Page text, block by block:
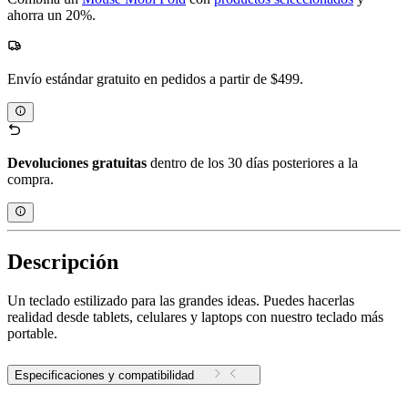
ahorra un 20%.
Envío estándar gratuito en pedidos a partir de $499.
Devoluciones gratuitas dentro de los 30 días posteriores a la
compra.
Descripción
Un teclado estilizado para las grandes ideas. Puedes hacerlas
realidad desde tablets, celulares y laptops con nuestro teclado más
portable.
Especificaciones y compatibilidad